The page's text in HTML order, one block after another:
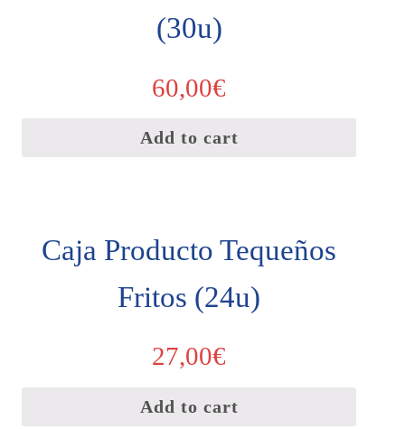
(30u)
60,00€
Add to cart
Caja Producto Tequeños
Fritos (24u)
27,00€
Add to cart